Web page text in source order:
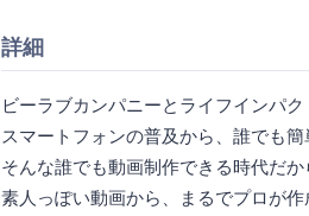
詳細
ビーラブカンパニーとライフインパ
スマートフォンの普及から、誰でも
そんな誰でも動画制作できる時代だ
素人っぽい動画から、まるでプロが作